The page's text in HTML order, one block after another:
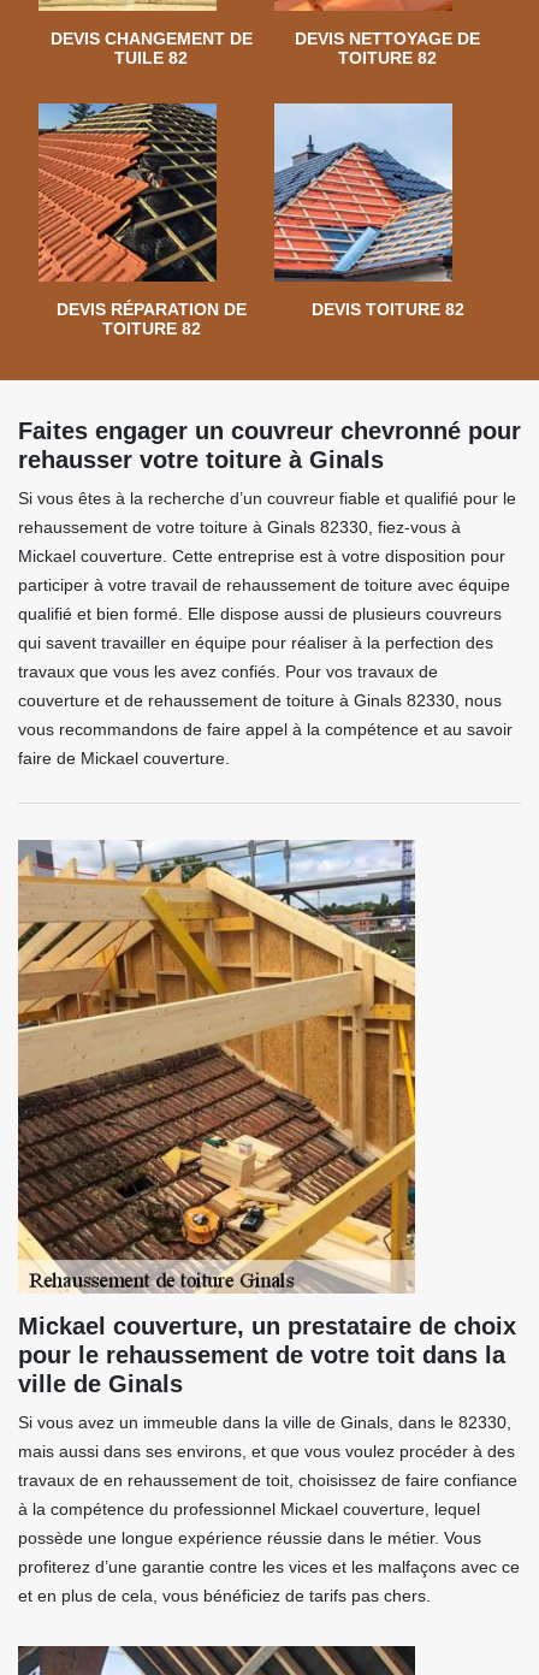
DEVIS CHANGEMENT DE
TUILE 82
DEVIS NETTOYAGE DE
TOITURE 82
DEVIS RÉPARATION DE
TOITURE 82
DEVIS TOITURE 82
Faites engager un couvreur chevronné pour
rehausser votre toiture à Ginals
Si vous êtes à la recherche d’un couvreur fiable et qualifié pour le
rehaussement de votre toiture à Ginals 82330, fiez-vous à
Mickael couverture. Cette entreprise est à votre disposition pour
participer à votre travail de rehaussement de toiture avec équipe
qualifié et bien formé. Elle dispose aussi de plusieurs couvreurs
qui savent travailler en équipe pour réaliser à la perfection des
travaux que vous les avez confiés. Pour vos travaux de
couverture et de rehaussement de toiture à Ginals 82330, nous
vous recommandons de faire appel à la compétence et au savoir
faire de Mickael couverture.
Mickael couverture, un prestataire de choix
pour le rehaussement de votre toit dans la
ville de Ginals
Si vous avez un immeuble dans la ville de Ginals, dans le 82330,
mais aussi dans ses environs, et que vous voulez procéder à des
travaux de en rehaussement de toit, choisissez de faire confiance
à la compétence du professionnel Mickael couverture, lequel
possède une longue expérience réussie dans le métier. Vous
profiterez d’une garantie contre les vices et les malfaçons avec ce
et en plus de cela, vous bénéficiez de tarifs pas chers.